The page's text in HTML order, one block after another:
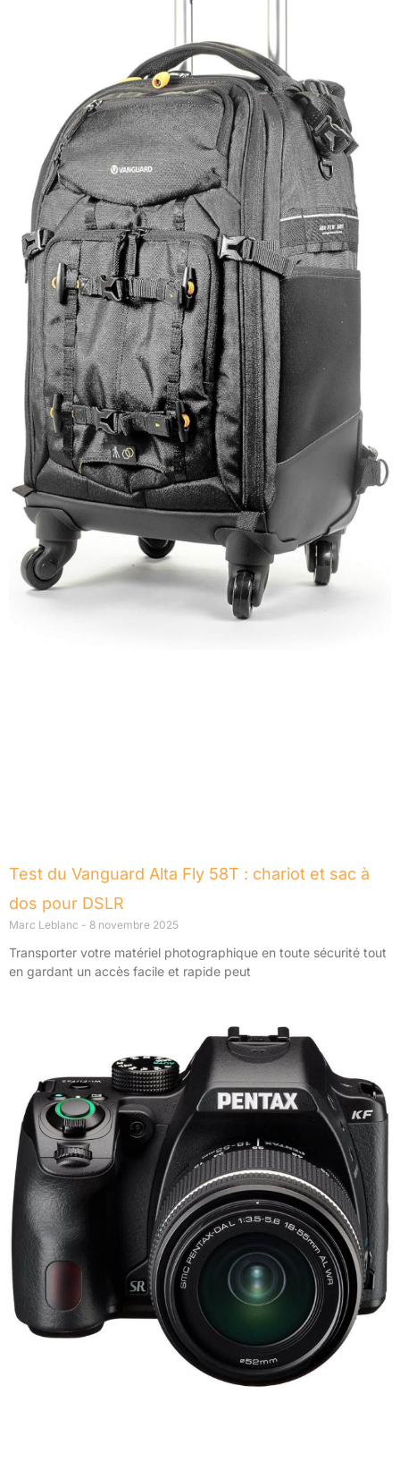
Test du Vanguard Alta Fly 58T : chariot et sac à
dos pour DSLR
Marc Leblanc 8 novembre 2025
Transporter votre matériel photographique en toute sécurité tout
en gardant un accès facile et rapide peut